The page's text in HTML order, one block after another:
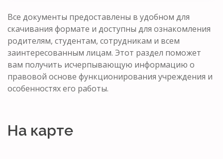
Все документы предоставлены в удобном для
скачивания формате и доступны для ознакомления
родителям, студентам, сотрудникам и всем
заинтересованным лицам. Этот раздел поможет
вам получить исчерпывающую информацию о
правовой основе функционирования учреждения и
особенностях его работы.
На карте